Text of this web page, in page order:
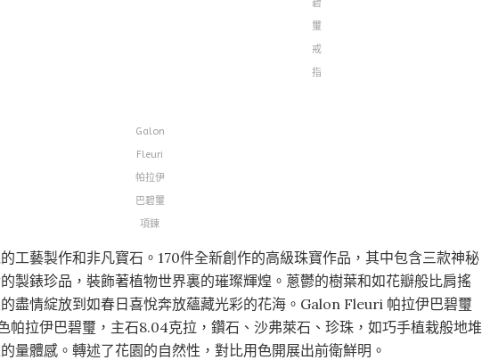
碧
璽
戒
指
Galon
Fleuri
帕拉伊
巴碧璽
項鍊
工藝製作和非凡寶石。170件全新創作的高級珠寶作品，其中包含三款神秘
製錶珍品，裝飾著植物世界裏的璀璨輝煌。蔥鬱的樹葉和如花瓣般比肩搖
盡情綻放到如春日喜悅奔放蘊藏光彩的花海。Galon Fleuri 帕拉伊巴碧璽
帕拉伊巴碧璽，主石8.04克拉，鑽石、沙弗萊石、珍珠，如巧手植栽般地堆
量體感。轉述了花園的自然性，對比用色開展出前衛鮮明。